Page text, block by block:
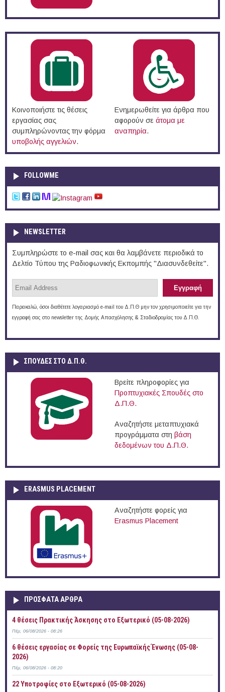
Κοινοποιήστε τις θέσεις
εργασίας σας
συμπληρώνοντας την φόρμα
υποβολής αγγελιών.
Ενημερωθείτε για άρθρα που
αφορούν σε άτομα με
αναπηρία.
FOLLOWME
NEWSLETTER
Συμπληρώστε το e-mail σας και θα λαμβάνετε περιοδικά το
Δελτίο Τύπου της Ραδιοφωνικής Εκπομπής "Διασυνδεθείτε".
Παρακαλώ, όσοι διαθέτετε λογαριασμό e-mail του Δ.Π.Θ μην τον χρησιμοποιείτε για την
εγγραφή σας στο newsletter της Δομής Απασχόλησης & Σταδιοδρομίας του Δ.Π.Θ.
ΣΠΟΥΔΈΣ ΣΤΟ Δ.Π.Θ.
Βρείτε πληροφορίες για
Προπτυχιακές Σπουδές στο
Δ.Π.Θ.
Αναζητήστε μεταπτυχιακά
προγράμματα στη βάση
δεδομένων του Δ.Π.Θ.
ERASMUS PLACEMENT
Αναζητήστε φορείς για
Erasmus Placement
ΠΡOΣΦΑΤΑ AΡΘΡΑ
4 θέσεις Πρακτικής Άσκησης στο Εξωτερικό (05-08-2026)
Πέμ, 06/08/2026 - 08:26
6 θέσεις εργασίας σε Φορείς της Ευρωπαϊκής Ένωσης (05-08-
2026)
Πέμ, 06/08/2026 - 08:20
22 Υποτροφίες στο Εξωτερικό (05-08-2026)